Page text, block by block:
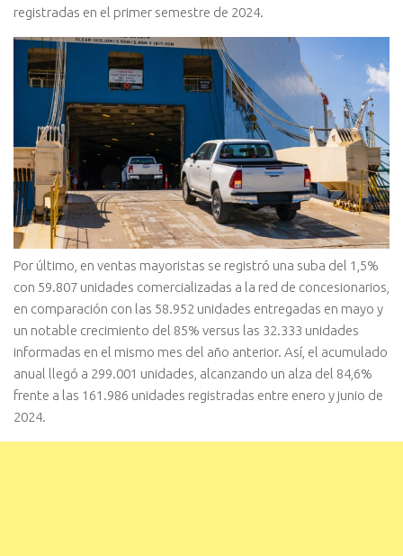
registradas en el primer semestre de 2024.
Por último, en ventas mayoristas se registró una suba del 1,5%
con 59.807 unidades comercializadas a la red de concesionarios,
en comparación con las 58.952 unidades entregadas en mayo y
un notable crecimiento del 85% versus las 32.333 unidades
informadas en el mismo mes del año anterior. Así, el acumulado
anual llegó a 299.001 unidades, alcanzando un alza del 84,6%
frente a las 161.986 unidades registradas entre enero y junio de
2024.